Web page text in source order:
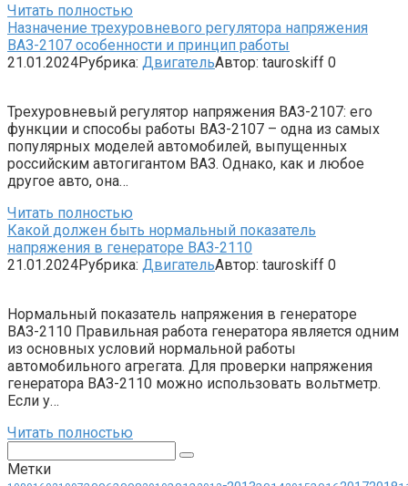
Читать полностью
Назначение трехуровневого регулятора напряжения
ВАЗ-2107 особенности и принцип работы
21.01.2024Рубрика: ДвигательАвтор: tauroskiff 0
Трехуровневый регулятор напряжения ВАЗ-2107: его
функции и способы работы ВАЗ-2107 – одна из самых
популярных моделей автомобилей, выпущенных
российским автогигантом ВАЗ. Однако, как и любое
другое авто, она…
Читать полностью
Какой должен быть нормальный показатель
напряжения в генераторе ВАЗ-2110
21.01.2024Рубрика: ДвигательАвтор: tauroskiff 0
Нормальный показатель напряжения в генераторе
ВАЗ-2110 Правильная работа генератора является одним
из основных условий нормальной работы
автомобильного агрегата. Для проверки напряжения
генератора ВАЗ-2110 можно использовать вольтметр.
Если у…
Читать полностью
Метки